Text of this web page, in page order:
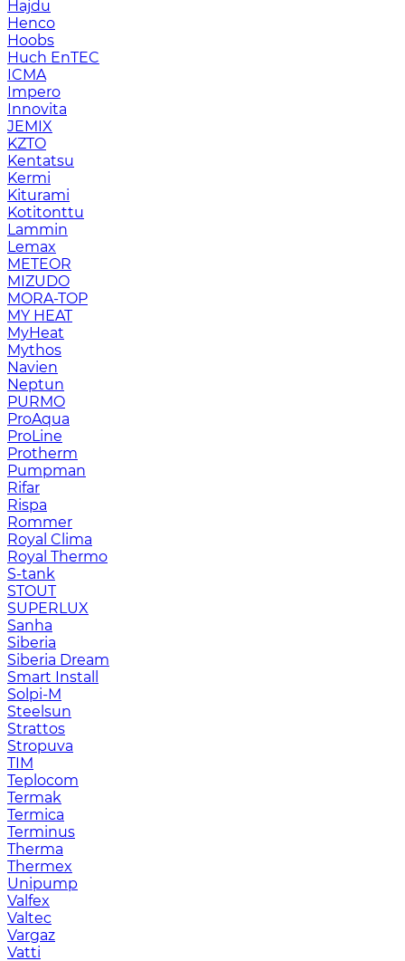
Hajdu
Henco
Hoobs
Huch EnTEC
ICMA
Impero
Innovita
JEMIX
KZTO
Kentatsu
Kermi
Kiturami
Kotitonttu
Lammin
Lemax
METEOR
MIZUDO
MORA-TOP
MY HEAT
MyHeat
Mythos
Navien
Neptun
PURMO
ProAqua
ProLine
Protherm
Pumpman
Rifar
Rispa
Rommer
Royal Clima
Royal Thermo
S-tank
STOUT
SUPERLUX
Sanha
Siberia
Siberia Dream
Smart Install
Solpi-M
Steelsun
Strattos
Stropuva
TIM
Teplocom
Termak
Termica
Terminus
Therma
Thermex
Unipump
Valfex
Valtec
Vargaz
Vatti